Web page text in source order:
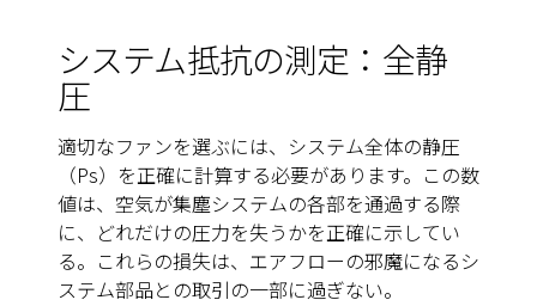
システム抵抗の測定：全静
圧
適切なファンを選ぶには、システム全体の静圧
（Ps）を正確に計算する必要があります。この数
値は、空気が集塵システムの各部を通過する際
に、どれだけの圧力を失うかを正確に示してい
る。これらの損失は、エアフローの邪魔になるシ
ステム部品との取引の一部に過ぎない。